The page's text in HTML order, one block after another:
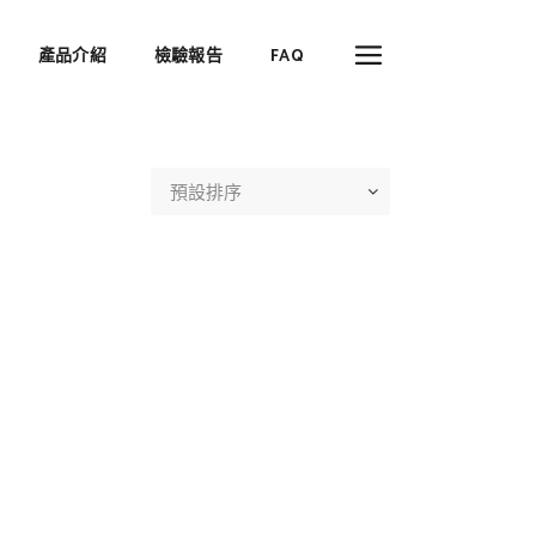
產品介紹 檢驗報告 FAQ
預設排序